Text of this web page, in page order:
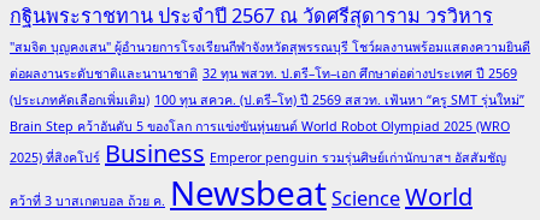
กฐินพระราชทาน ประจำปี 2567 ณ วัดศรีสุดาราม วรวิหาร
"สมจิต บุญคงเสน" ผู้อำนวยการโรงเรียนกีฬาจังหวัดสุพรรณบุรี โชว์ผลงานพร้อมแสดงความยินดี
ต่อผลงานระดับชาติและนานาชาติ 32 ทุน พสวท. ป.ตรี–โท–เอก ศึกษาต่อต่างประเทศ ปี 2569
(ประเภทคัดเลือกเพิ่มเติม) 100 ทุน สควค. (ป.ตรี–โท) ปี 2569 สสวท. เฟ้นหา “ครู SMT รุ่นใหม่”
Brain Step คว้าอันดับ 5 ของโลก การแข่งขันหุ่นยนต์ World Robot Olympiad 2025 (WRO
2025) ที่สิงคโปร์ Business Emperor penguin รวมรุ่นศิษย์เก่านักบาสฯ อัสสัมชัญ
คว้าที่ 3 บาสเกตบอล ถ้วย ค. NewsbeatScienceWorld